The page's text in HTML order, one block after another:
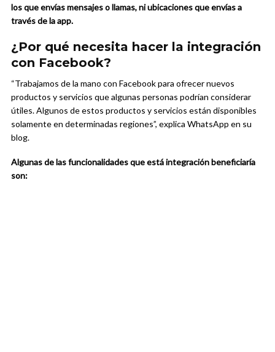
los que envías mensajes o llamas, ni ubicaciones que envías a
través de la app.
¿Por qué necesita hacer la integración
con Facebook?
“Trabajamos de la mano con Facebook para ofrecer nuevos
productos y servicios que algunas personas podrían considerar
útiles. Algunos de estos productos y servicios están disponibles
solamente en determinadas regiones”, explica WhatsApp en su
blog.
Algunas de las funcionalidades que está integración beneficiaría
son: